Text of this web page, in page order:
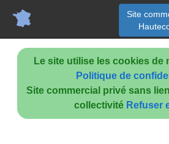
Le site utilise les cookies de
Politique de
Site commercial privé sans
collectivité Refuser
Site